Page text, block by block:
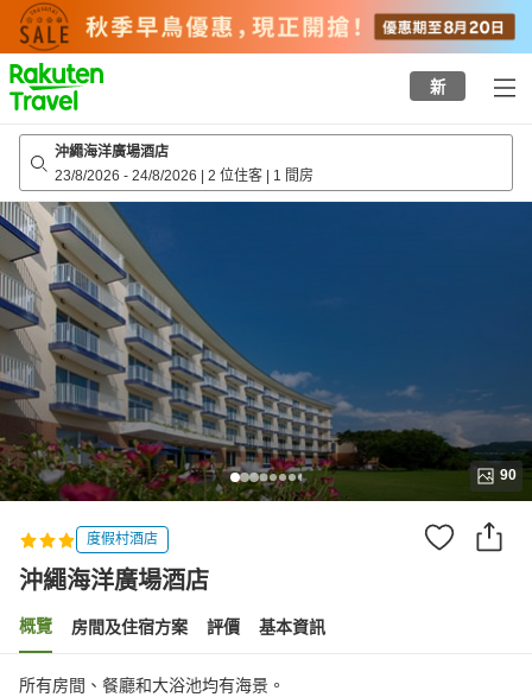
to
top
page
新
沖繩海洋廣場酒店
23/8/2026 - 24/8/2026 | 2 位住客 | 1 間房
90
度假村酒店
沖繩海洋廣場酒店
概覽 房間及住宿方案 評價 基本資訊
所有房間、餐廳和大浴池均有海景。